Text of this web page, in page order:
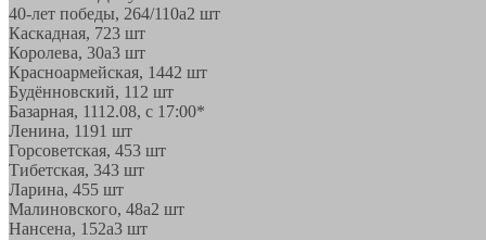
40-лет победы, 264/110а2 шт
Каскадная, 723 шт
Королева, 30а3 шт
Красноармейская, 1442 шт
Будённовский, 11 2 шт
Базарная, 1112.08, с 17:00*
Ленина, 1191 шт
Горсоветская, 453 шт
Тибетская, 343 шт
Ларина, 455 шт
Малиновского, 48а2 шт
Нансена, 152а3 шт